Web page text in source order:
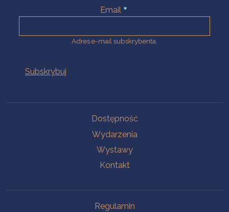
Email
Adres e-mail subskrybenta.
Dostępność
Wydarzenia
Wystawy
Kontakt
Regulamin